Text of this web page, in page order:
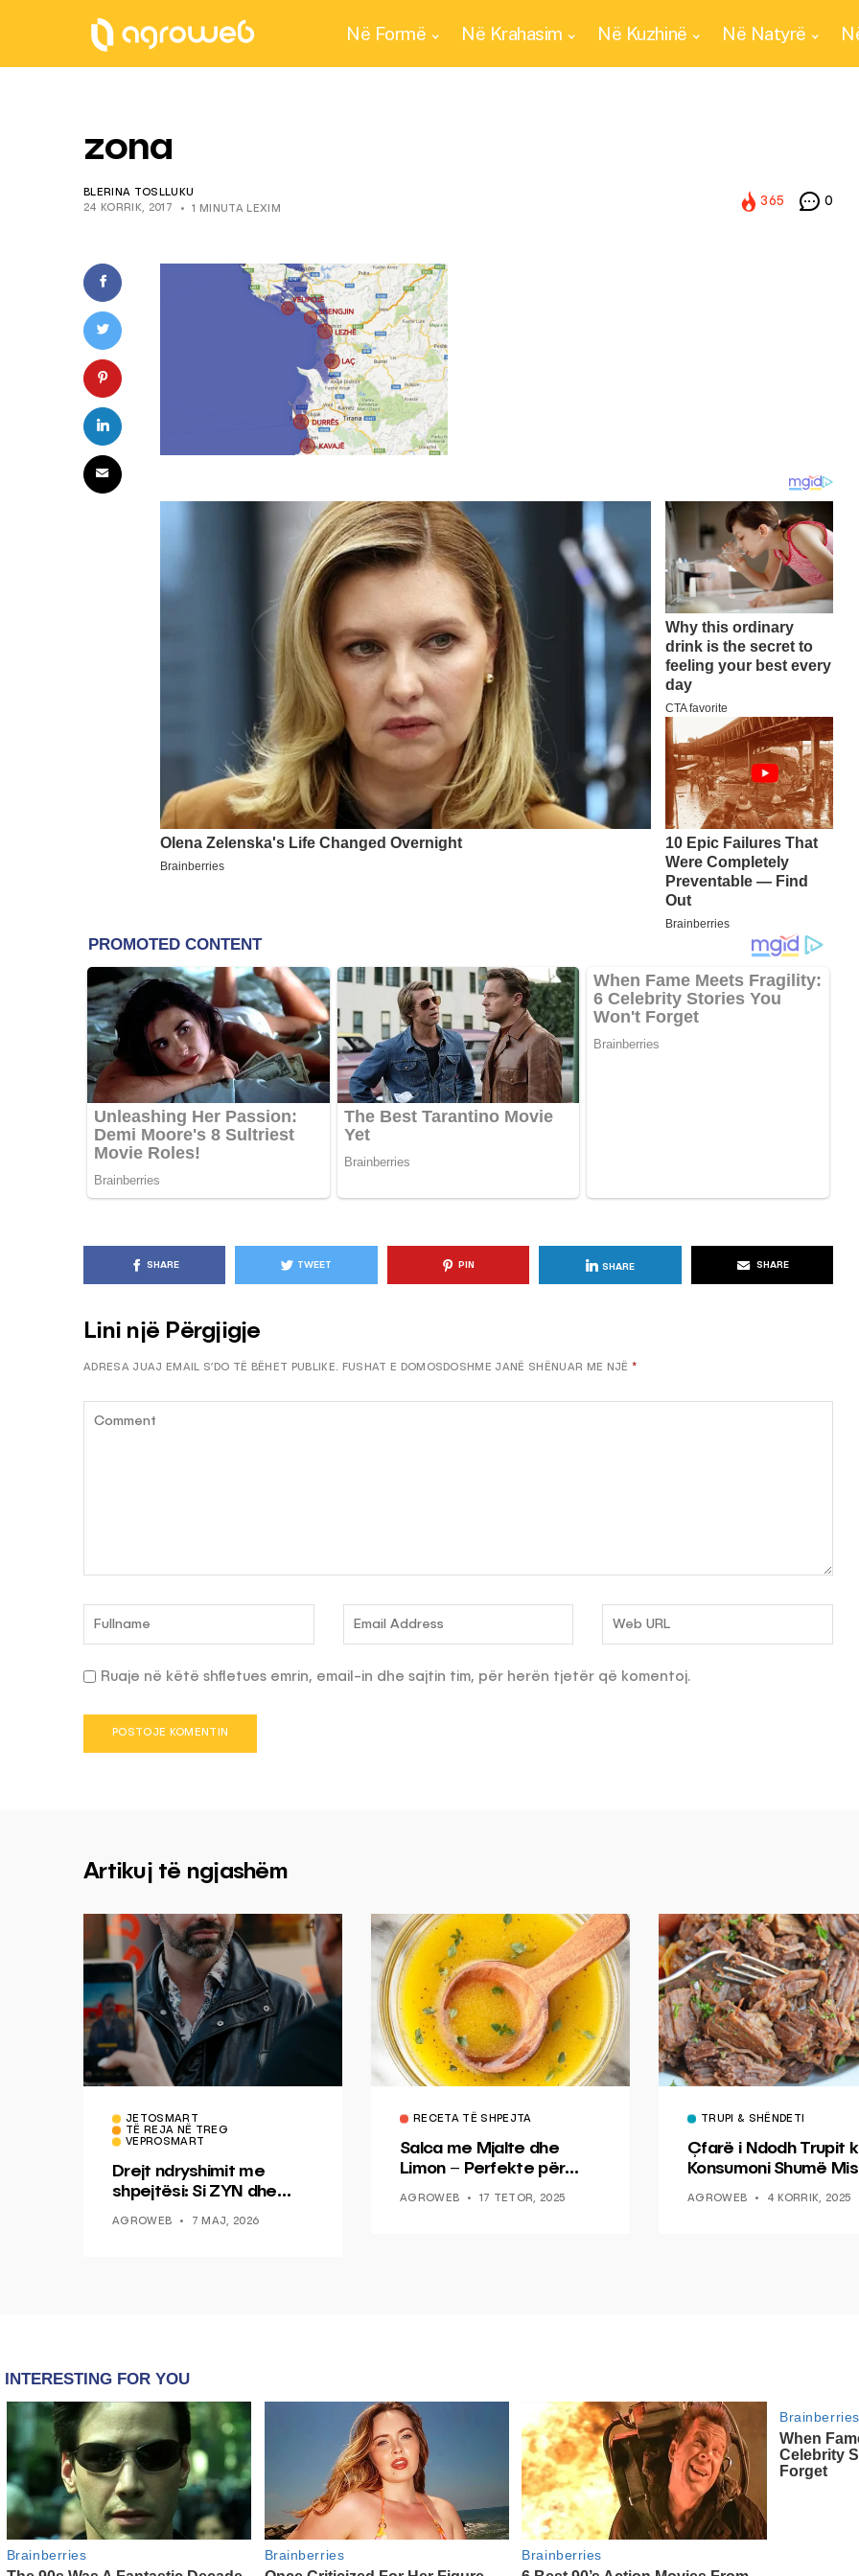
Në Formë Në Krahasim Në Kuzhinë Në Natyrë
zona
BLERINA TOSLLUKU
24 KORRIK, 2017
1 MINUTA LEXIM
365 0
SHARE TWEET PIN SHARE SHARE
Lini një Përgjigje
ADRESA JUAJ EMAIL S’DO TË BËHET PUBLIKE. FUSHAT E DOMOSDOSHME JANË SHËNUAR ME NJË *
Ruaje në këtë shfletues emrin, email-in dhe sajtin tim, për herën tjetër që komentoj.
Letrën e Aluminit për Ruajtjen
e Ushqimeve
AGROWEB 7 QERSHOR, 2025
KËSHILLA & IDE
Rreziqet dhe Problemet që
Vijnë Nga Akulloret e
Vjetëruara
Artikuj të ngjashëm
JETOSMART
TË REJA NË TREG
VEPROSMART
Drejt ndryshimit me
shpejtësi: Si ZYN dhe
AGROWEB 7 MAJ, 2026
RECETA TË SHPEJTA
Salca me Mjalte dhe
Limon – Perfekte për
AGROWEB 17 TETOR, 2025
TRUPI & SHËNDETI
Çfarë i Ndodh Trupit
Konsumoni Shumë
AGROWEB 4 KORRIK, 2025